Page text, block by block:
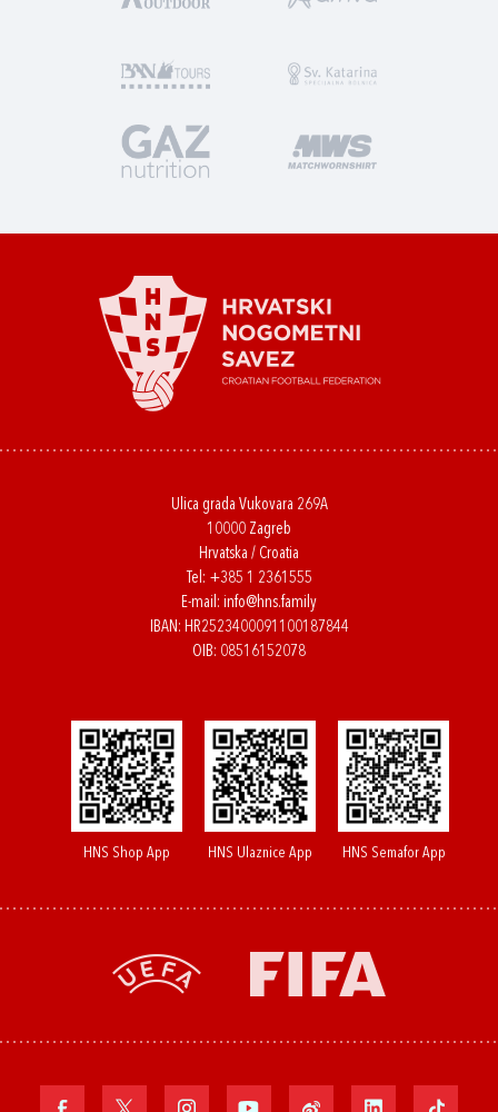
Ulica grada Vukovara 269A
10000 Zagreb
Hrvatska / Croatia
Tel: +385 1 2361555
E-mail: info@hns.family
IBAN: HR2523400091100187844
OIB: 08516152078
HNS Shop App HNS Ulaznice App HNS Semafor App